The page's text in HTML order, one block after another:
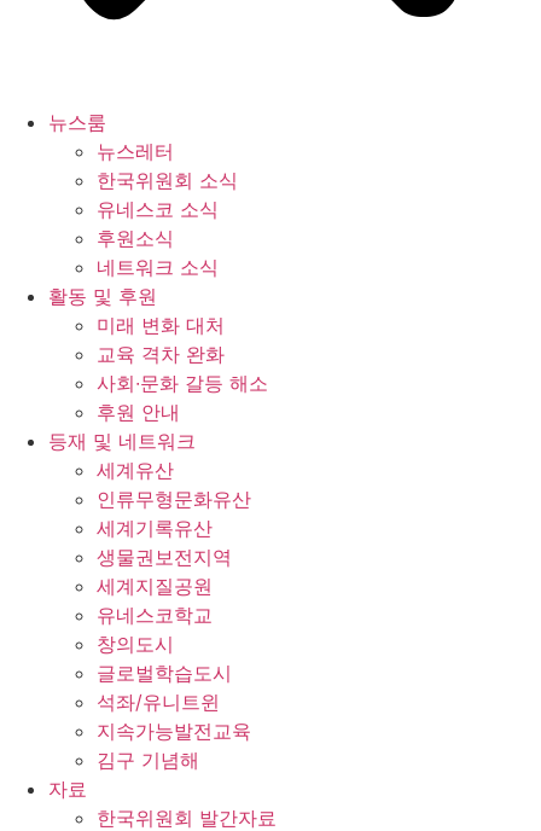
뉴스룸
뉴스레터
한국위원회 소식
유네스코 소식
후원소식
네트워크 소식
활동 및 후원
미래 변화 대처
교육 격차 완화
사회∙문화 갈등 해소
후원 안내
등재 및 네트워크
세계유산
인류무형문화유산
세계기록유산
생물권보전지역
세계지질공원
유네스코학교
창의도시
글로벌학습도시
석좌/유니트윈
지속가능발전교육
김구 기념해
자료
한국위원회 발간자료